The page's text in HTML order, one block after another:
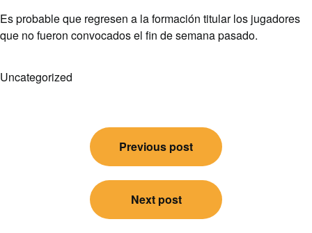
Es probable que regresen a la formación titular los jugadores
que no fueron convocados el fin de semana pasado.
Uncategorized
Previous post
Next post